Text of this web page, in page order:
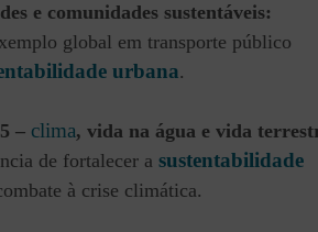
e comunidades sustentáveis:
global em transporte público
urbana.
– clima, vida na água e vida
de fortalecer a sustentabilidade
à crise climática.